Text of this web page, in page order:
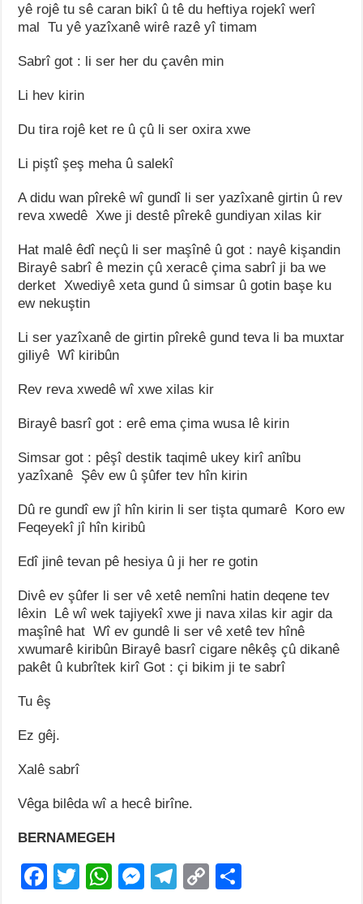
yê rojê tu sê caran bikî û tê du heftiya rojekî werî
mal Tu yê yazîxanê wirê razê yî timam
Sabrî got : li ser her du çavên min
Li hev kirin
Du tira rojê ket re û çû li ser oxira xwe
Li piştî şeş meha û salekî
A didu wan pîrekê wî gundî li ser yazîxanê girtin û rev
reva xwedê Xwe ji destê pîrekê gundiyan xilas kir
Hat malê êdî neçû li ser maşînê û got : nayê kişandin
Birayê sabrî ê mezin çû xeracê çima sabrî ji ba we
derket Xwediyê xeta gund û simsar û gotin başe ku
ew nekuştin
Li ser yazîxanê de girtin pîrekê gund teva li ba muxtar
giliyê Wî kiribûn
Rev reva xwedê wî xwe xilas kir
Birayê basrî got : erê ema çima wusa lê kirin
Simsar got : pêşî destik taqimê ukey kirî anîbu
yazîxanê Şêv ew û şûfer tev hîn kirin
Dû re gundî ew jî hîn kirin li ser tişta qumarê Koro ew
Feqeyekî jî hîn kiribû
Edî jinê tevan pê hesiya û ji her re gotin
Divê ev şûfer li ser vê xetê nemîni hatin deqene tev
lêxin Lê wî wek tajiyekî xwe ji nava xilas kir agir da
maşînê hat Wî ev gundê li ser vê xetê tev hînê
xwumarê kiribûn Birayê basrî cigare nêkêş çû dikanê
pakêt û kubrîtek kirî Got : çi bikim ji te sabrî
Tu êş
Ez gêj.
Xalê sabrî
Vêga bilêda wî a hecê birîne.
BERNAMEGEH
F
T
W
M
T
C